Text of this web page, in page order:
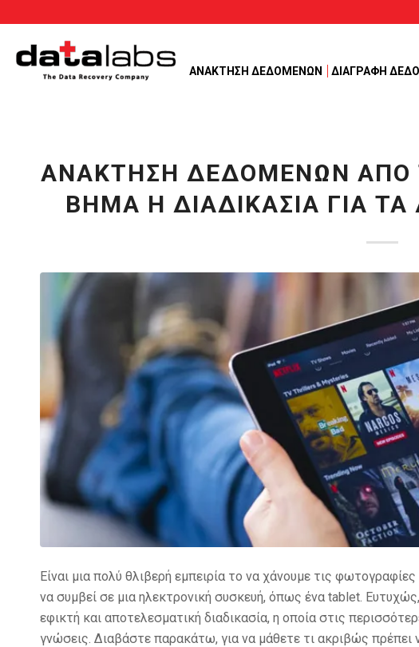
ΑΝΑΚΤΗΣΗ ΔΕΔΟΜΕΝΩΝ ΔΙΑΓΡΑΦΗ
ΑΝΆΚΤΗΣΗ ΔΕΔΟΜΈΝΩΝ ΑΠΌ
ΒΉΜΑ Η ΔΙΑΔΙΚΑΣΊΑ ΓΙΑ
Είναι μια πολύ θλιβερή εμπειρία το να χάνουμε τις
να συμβεί σε μια ηλεκτρονική συσκευή, όπως ένα tablet.
εφικτή και αποτελεσματική διαδικασία, η οποία στις
γνώσεις. Διαβάστε παρακάτω, για να μάθετε τι ακριβώς πρέπει